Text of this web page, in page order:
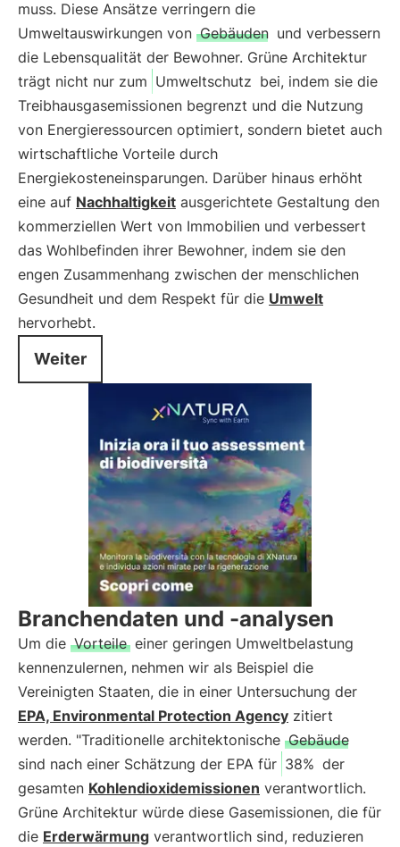
muss. Diese Ansätze verringern die
Umweltauswirkungen von Gebäuden und verbessern
die Lebensqualität der Bewohner. Grüne Architektur
trägt nicht nur zum Umweltschutz bei, indem sie die
Treibhausgasemissionen begrenzt und die Nutzung
von Energieressourcen optimiert, sondern bietet auch
wirtschaftliche Vorteile durch
Energiekosteneinsparungen. Darüber hinaus erhöht
eine auf Nachhaltigkeit ausgerichtete Gestaltung den
kommerziellen Wert von Immobilien und verbessert
das Wohlbefinden ihrer Bewohner, indem sie den
engen Zusammenhang zwischen der menschlichen
Gesundheit und dem Respekt für die Umwelt
hervorhebt.
Weiter
Branchendaten und -analysen
Um die Vorteile einer geringen Umweltbelastung
kennenzulernen, nehmen wir als Beispiel die
Vereinigten Staaten, die in einer Untersuchung der
EPA, Environmental Protection Agency zitiert
werden. "Traditionelle architektonische Gebäude
sind nach einer Schätzung der EPA für 38% der
gesamten Kohlendioxidemissionen verantwortlich.
Grüne Architektur würde diese Gasemissionen, die für
die Erderwärmung verantwortlich sind, reduzieren